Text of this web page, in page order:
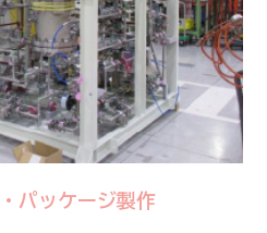
パッケージ製作